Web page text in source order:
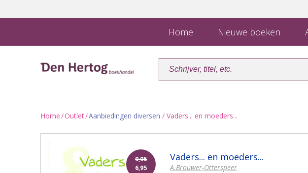
Home Nieuwe boeken
Home/Outlet/Aanbiedingen diversen / Vaders... en moeders...
9,95
6,95
Vaders... en moeders...
A.Brouwer-Otterspeer